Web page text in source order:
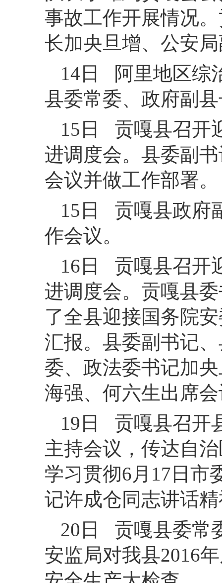
事故工作开展情况
长加央旦增、公安
14日 阿里地区综
县委常委、政府副
15日 贡嘎县召开
进调度会。县委副
会议并做工作部署。
15日 贡嘎县政府
作会议。
16日 贡嘎县召开
进调度会。贡嘎县
了全县迎接国务院
汇报。县委副书记
委、政法委书记加
海强、何六生出席
19日 贡嘎县召开
主持会议，传达自
学习贯彻6月17日市
记许成仓同志讲话
20日 贡嘎县委常
安监局对我县2016